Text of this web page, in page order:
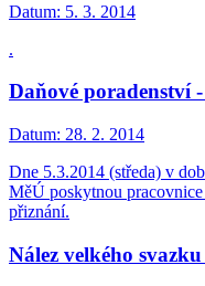
Datum: 5. 3. 2014
.
Daňové poradenství
Datum: 28. 2. 2014
Dne 5.3.2014 (středa) v
MěÚ poskytnou
přiznání.
Nález velkého